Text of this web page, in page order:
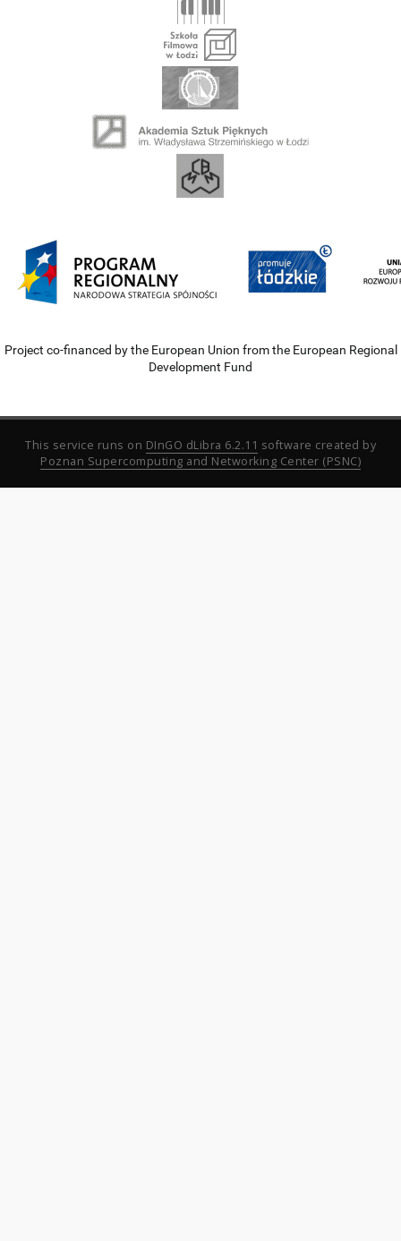
Project co-financed by the European Union from the European Regional
Development Fund
This service runs on DInGO dLibra 6.2.11 software created by
Poznan Supercomputing and Networking Center (PSNC)